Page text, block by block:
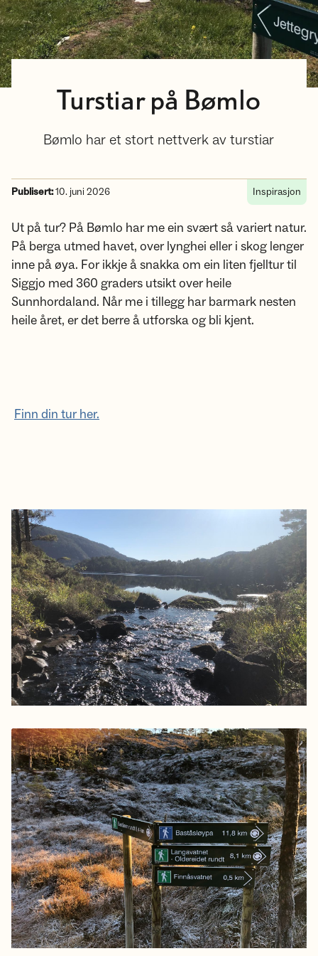
Turstiar på Bømlo
Bømlo har et stort nettverk av turstiar
Publisert:10. juni 2026 Inspirasjon
Ut på tur? På Bømlo har me ein svært så variert natur.
På berga utmed havet, over lynghei eller i skog lenger
inne på øya. For ikkje å snakka om ein liten fjelltur til
Siggjo med 360 graders utsikt over heile
Sunnhordaland. Når me i tillegg har barmark nesten
heile året, er det berre å utforska og bli kjent.
Finn din tur her.